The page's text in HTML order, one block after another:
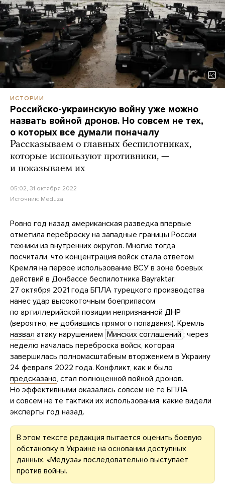
ИСТОРИИ
Российско-украинскую войну уже можно
назвать войной дронов. Но совсем не тех,
о которых все думали поначалу
Рассказываем о главных беспилотниках,
которые используют противники, —
и показываем их
05:02, 31 октября 2022
Источник: Meduza
Ровно год назад американская разведка впервые
отметила переброску на западные границы России
техники из внутренних округов. Многие тогда
посчитали, что концентрация войск стала ответом
Кремля на первое использование ВСУ в зоне боевых
действий в Донбассе беспилотника Bayraktar:
27 октября 2021 года БПЛА турецкого производства
нанес удар высокоточным боеприпасом
по артиллерийской позиции непризнанной ДНР
(вероятно, не добившись прямого попадания). Кремль
назвал атаку нарушением Минских соглашений ; через
неделю началась переброска войск, которая
завершилась полномасштабным вторжением в Украину
24 февраля 2022 года. Конфликт, как и было
предсказано, стал полноценной войной дронов.
Но эффективными оказались совсем не те БПЛА
и совсем не те тактики их использования, какие видели
эксперты год назад.
В этом тексте редакция пытается оценить боевую
обстановку в Украине на основании доступных
данных. «Медуза» последовательно выступает
против войны.